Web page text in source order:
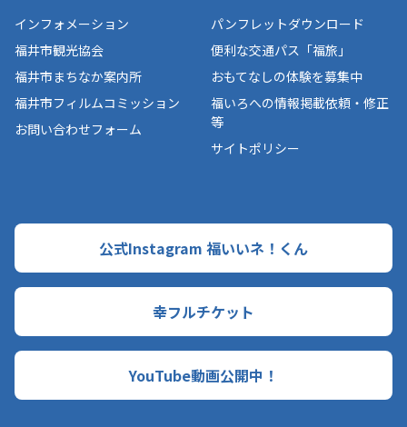
インフォメーション
福井市観光協会
福井市まちなか案内所
福井市フィルムコミッション
お問い合わせフォーム
パンフレットダウンロード
便利な交通パス「福旅」
おもてなしの体験を募集中
福いろへの情報掲載依頼・修正
等
サイトポリシー
公式Instagram 福いいネ！くん
幸フルチケット
YouTube動画公開中！